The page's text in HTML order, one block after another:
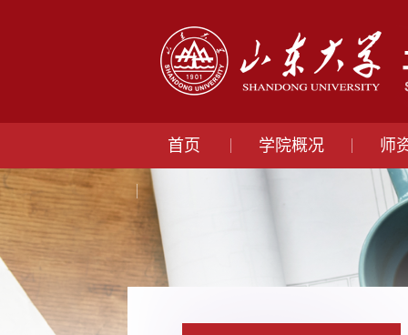
首页 学院概况 师